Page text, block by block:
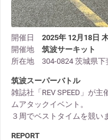
開催日 2025年 12月18日
開催地 筑波サーキット
所在地 304-0824 茨城県下
筑波スーパーバトル
雑誌社「REV SPEED」が
ムアタックイベント。
３周でベストタイムを競い
REPORT